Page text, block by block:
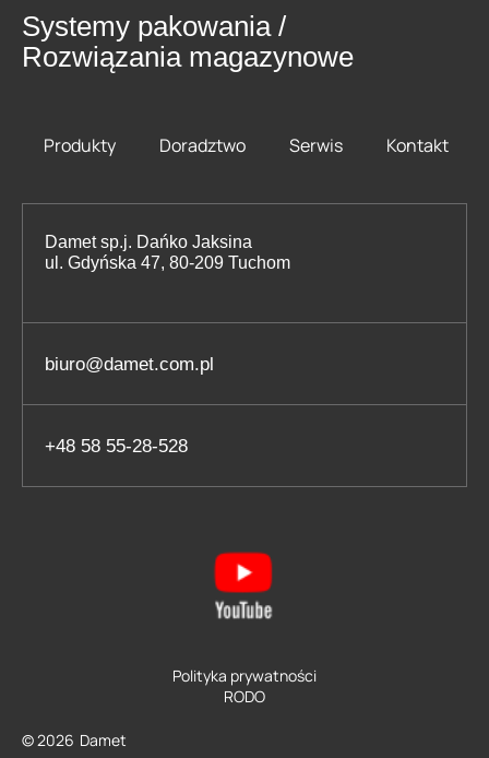
Systemy pakowania /
Rozwiązania magazynowe
Produkty Doradztwo Serwis Kontakt
Damet sp.j. Dańko Jaksina
ul. Gdyńska 47, 80-209 Tuchom
biuro@damet.com.pl
+48 58 55-28-528
© 2026 Damet
RODO
Polityka prywatności